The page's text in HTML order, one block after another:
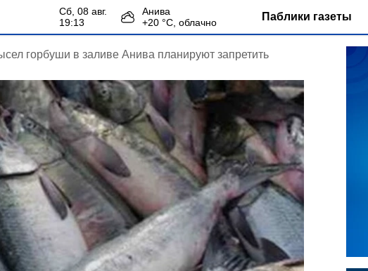
сб, 08 авг.
19:13
Анива
+20 °С, облачно Паблики газеты
горбуши в заливе Анива планируют запретить